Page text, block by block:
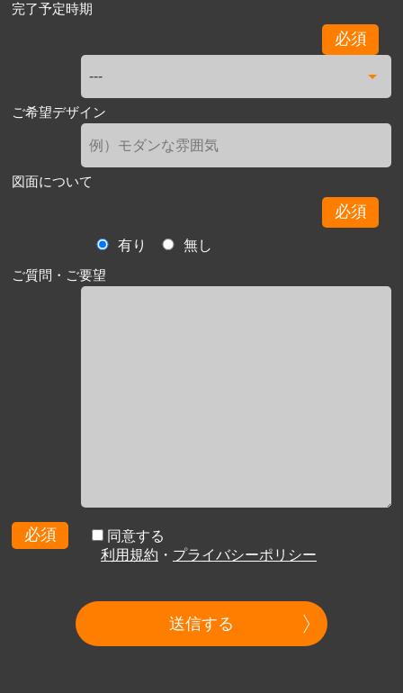
完了予定時期
必須
ご希望デザイン
図面について
必須
有り
無し
ご質問・ご要望
必須
同意する
利用規約 ・ プライバシーポリシー
送信する